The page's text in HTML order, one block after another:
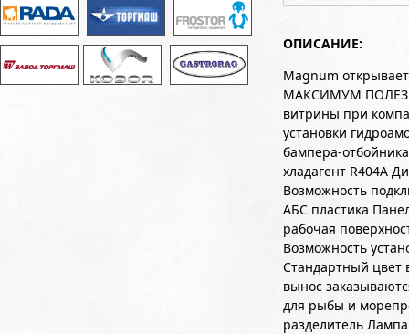
ОПИСАНИЕ:
Magnum
МАКСИМУМ
витрины при
установки
бампера-
хладагент R404A
Возможность
АБС пластика
рабочая
Возможность
Стандартный цвет
вынос
для рыбы и
разделитель